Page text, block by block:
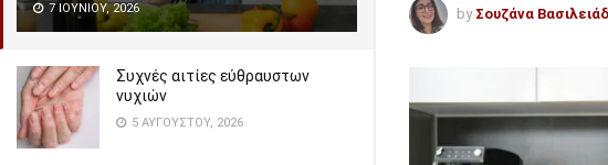
7 ΙΟΥΝΊΟΥ, 2026
Συχνές αιτίες εύθραυστων
νυχιών
5 ΑΥΓΟΎΣΤΟΥ, 2026
by Σουζάνα